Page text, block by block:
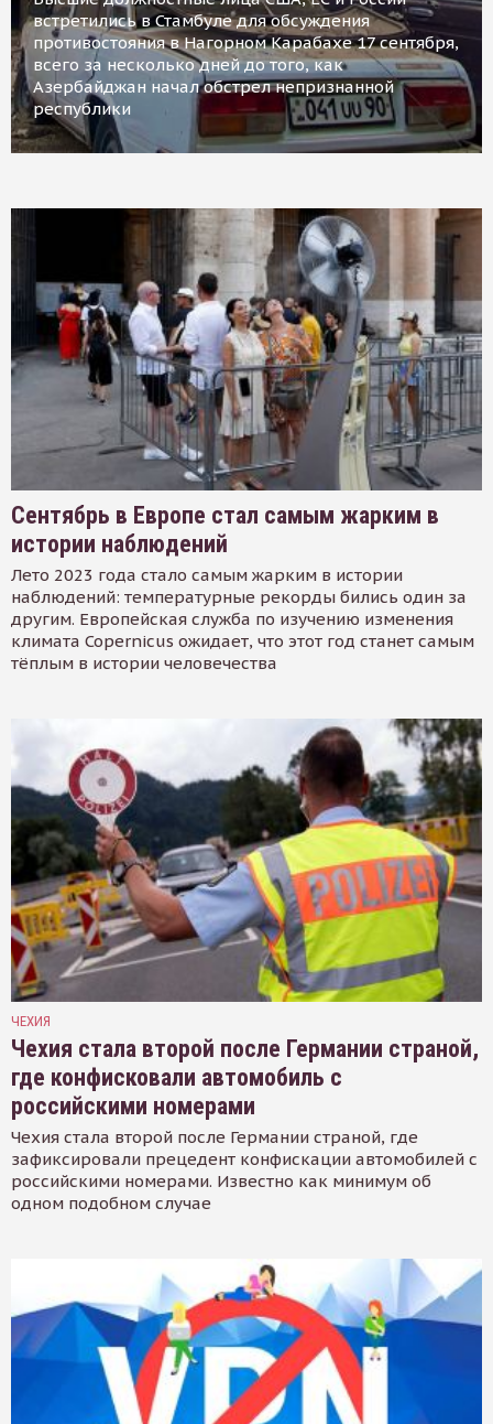
встретились в Стамбуле для обсуждения
противостояния в Нагорном Карабахе 17 сентября,
всего за несколько дней до того, как
Азербайджан начал обстрел непризнанной
республики
Сентябрь в Европе стал самым жарким в
истории наблюдений
Лето 2023 года стало самым жарким в истории
наблюдений: температурные рекорды бились один за
другим. Европейская служба по изучению изменения
климата Copernicus ожидает, что этот год станет самым
тёплым в истории человечества
ЧЕХИЯ
Чехия стала второй после Германии страной,
где конфисковали автомобиль с
российскими номерами
Чехия стала второй после Германии страной, где
зафиксировали прецедент конфискации автомобилей с
российскими номерами. Известно как минимум об
одном подобном случае